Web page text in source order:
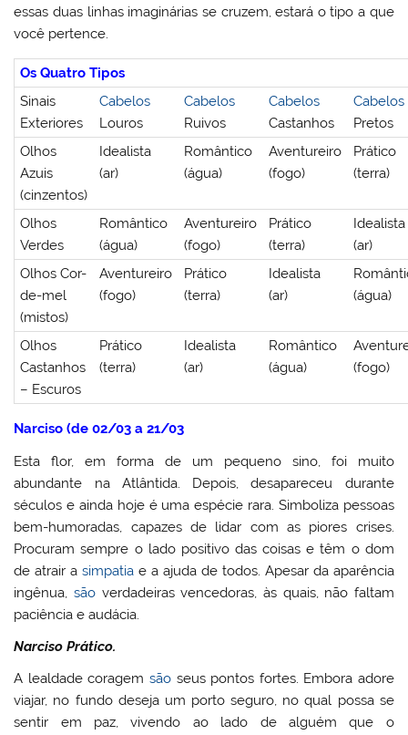
essas duas linhas imaginárias se cruzem, estará o tipo a que
você pertence.
Os Quatro Tipos
Sinais
Exteriores
Cabelos
Louros
Cabelos
Ruivos
Cabelos
Castanhos
Cabelos
Pretos
Olhos
Azuis
(cinzentos)
Idealista
(ar)
Romântico
(água)
Aventureiro
(fogo)
Prático
(terra)
Olhos
Verdes
Romântico
(água)
Aventureiro
(fogo)
Prático
(terra)
Idealista
(ar)
Olhos Cor-
de-mel
(mistos)
Aventureiro
(fogo)
Prático
(terra)
Idealista
(ar)
(água)
Olhos
Castanhos
– Escuros
Prático
(terra)
Idealista
(ar)
Romântico
(água)
(fogo)
Narciso (de 02/03 a 21/03
Esta flor, em forma de um pequeno sino, foi muito
abundante na Atlântida. Depois, desapareceu durante
séculos e ainda hoje é uma espécie rara. Simboliza pessoas
bem-humoradas, capazes de lidar com as piores crises.
Procuram sempre o lado positivo das coisas e têm o dom
de atrair asimpatia e a ajuda de todos. Apesar da aparência
ingênua, sãoverdadeiras vencedoras, às quais, não faltam
paciência e audácia.
Narciso Prático.
A lealdade coragem sãoseus pontos fortes. Embora adore
viajar, no fundo deseja um porto seguro, no qual possa se
sentir em paz, vivendo ao lado de alguém que o